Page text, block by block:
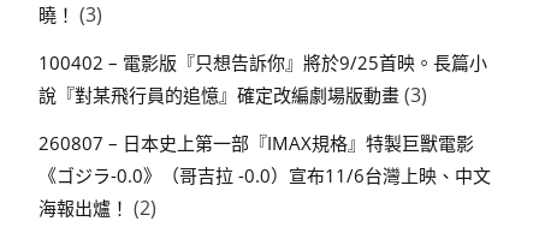
曉！ (3)
100402 – 電影版『只想告訴你』將於9/25首映。長篇小
說『對某飛行員的追憶』確定改編劇場版動畫 (3)
260807 – 日本史上第一部『IMAX規格』特製巨獸電影
《ゴジラ-0.0》（哥吉拉 -0.0）宣布11/6台灣上映、中文
海報出爐！ (2)